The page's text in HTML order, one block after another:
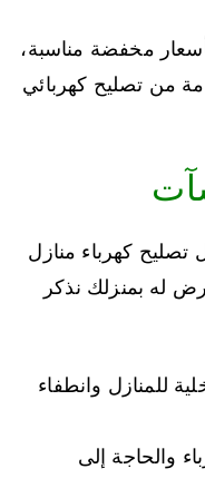
مخفضة مناسبة،
من تصليح كهربائي
كهرباء منازل
له بمنزلك نذكر
للمنازل وانطفاء
والحاجة إلى